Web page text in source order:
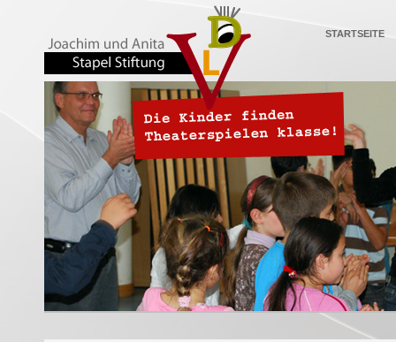
STARTSEITE